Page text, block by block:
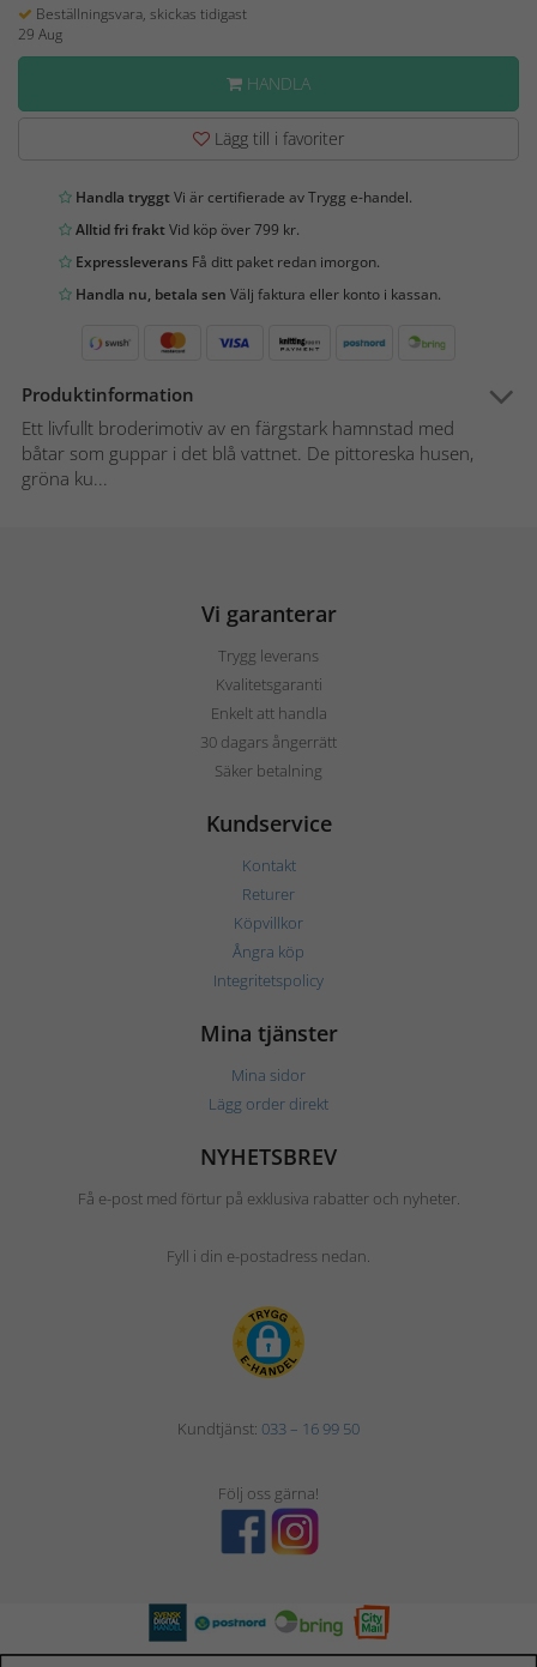
Beställningsvara, skickas tidigast
29 Aug
HANDLA
Lägg till i favoriter
Handla tryggtVi är certifierade av Trygg e-handel.
Alltid fri fraktVid köp över 799 kr.
Expressleverans Få ditt paket redan imorgon.
Handla nu, betala sen Välj faktura eller konto i kassan.
Produktinformation
Ett livfullt broderimotiv av en färgstark hamnstad med
båtar som guppar i det blå vattnet. De pittoreska husen,
gröna ku...
Vi garanterar
Trygg leverans
Kvalitetsgaranti
Enkelt att handla
30 dagars ångerrätt
Säker betalning
Kundservice
Kontakt
Returer
Köpvillkor
Ångra köp
Integritetspolicy
Mina tjänster
Mina sidor
Lägg order direkt
NYHETSBREV
Få e-post med förtur på exklusiva rabatter och nyheter.
Fyll i din e-postadress nedan.
Kundtjänst: 033 – 16 99 50
Följ oss gärna!